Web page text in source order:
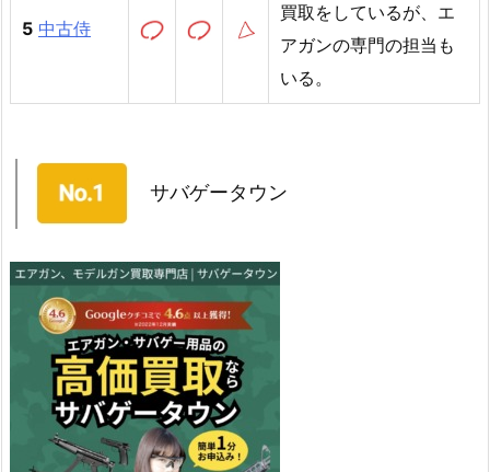
5 中古侍
買取をしているが、エ
アガンの専門の担当も
いる。
サバゲータウン